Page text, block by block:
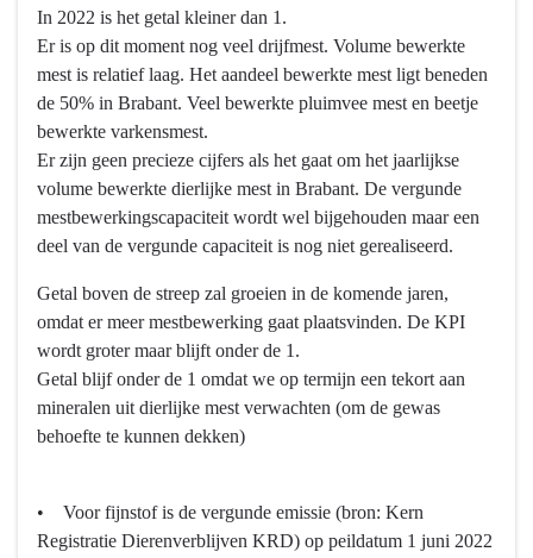
In 2022 is het getal kleiner dan 1.
Er is op dit moment nog veel drijfmest. Volume bewerkte
mest is relatief laag. Het aandeel bewerkte mest ligt beneden
de 50% in Brabant. Veel bewerkte pluimvee mest en beetje
bewerkte varkensmest.
Er zijn geen precieze cijfers als het gaat om het jaarlijkse
volume bewerkte dierlijke mest in Brabant. De vergunde
mestbewerkingscapaciteit wordt wel bijgehouden maar een
deel van de vergunde capaciteit is nog niet gerealiseerd.
Getal boven de streep zal groeien in de komende jaren,
omdat er meer mestbewerking gaat plaatsvinden. De KPI
wordt groter maar blijft onder de 1.
Getal blijf onder de 1 omdat we op termijn een tekort aan
mineralen uit dierlijke mest verwachten (om de gewas
behoefte te kunnen dekken)
• Voor fijnstof is de vergunde emissie (bron: Kern
Registratie Dierenverblijven KRD) op peildatum 1 juni 2022